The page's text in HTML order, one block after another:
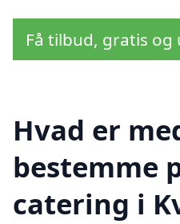
Få tilbud, gratis
Hvad er
bestemme
catering i